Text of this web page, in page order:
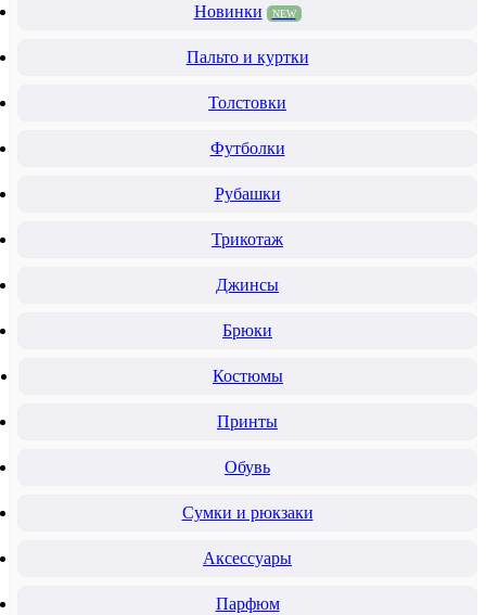
Новинки
NEW
Пальто и куртки
Толстовки
Футболки
Рубашки
Трикотаж
Джинсы
Брюки
Костюмы
Принты
Обувь
Сумки и рюкзаки
Аксессуары
Парфюм